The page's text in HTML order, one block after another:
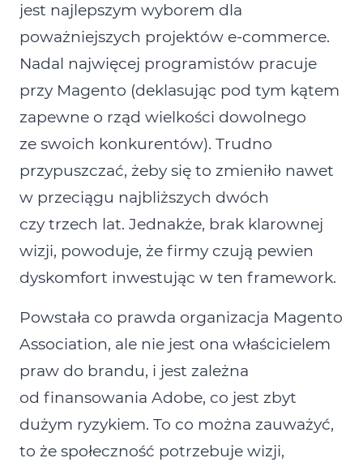
jest najlepszym wyborem dla
poważniejszych projektów e‑commerce.
Nadal najwięcej programistów pracuje
przy Magento (deklasując pod tym kątem
zapewne o rząd wielkości dowolnego
ze swoich konkurentów). Trudno
przypuszczać, żeby się to zmieniło nawet
w przeciągu najbliższych dwóch
czy trzech lat. Jednakże, brak klarownej
wizji, powoduje, że firmy czują pewien
dyskomfort inwestując w ten framework.
Powstała co prawda organizacja Magento
Association, ale nie jest ona właścicielem
praw do brandu, i jest zależna
od finansowania Adobe, co jest zbyt
dużym ryzykiem. To co można zauważyć,
to że społeczność potrzebuje wizji,